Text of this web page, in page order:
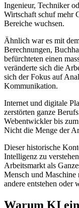
Ingenieur, Techniker
Wirtschaft schuf mehr
Bereiche wuchsen.
Ähnlich war es mit
Berechnungen,
befürchteten einen
veränderte sich die
sich der Fokus auf
Kommunikation.
Internet und digitale
zerstörten ganze
Webentwickler bis
Nicht die Menge der
Dieser historische
Intelligenz zu
Arbeitsmarkt als
Mensch und Maschine
andere entstehen oder
Warum KI